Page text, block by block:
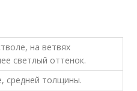
на ветвях
светлый оттенок.
средней толщины.